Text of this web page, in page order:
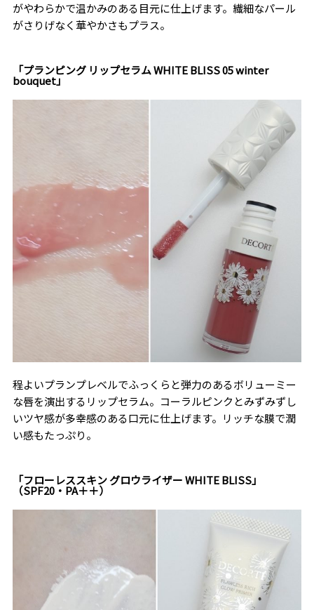
がやわらかで温かみのある目元に仕上げます。繊細なパール
がさりげなく華やかさもプラス。
「プランピング リップセラム WHITE BLISS 05 winter
bouquet」
程よいプランプレベルでふっくらと弾力のあるボリューミー
な唇を演出するリップセラム。コーラルピンクとみずみずし
いツヤ感が多幸感のある口元に仕上げます。リッチな膜で潤
い感もたっぷり。
「フローレススキン グロウライザー WHITE BLISS」
（SPF20・PA＋＋）